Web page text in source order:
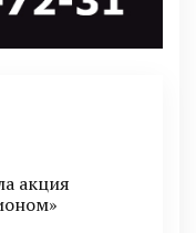
акция